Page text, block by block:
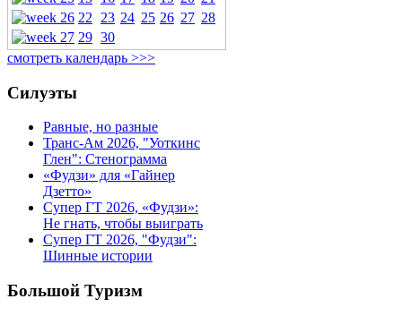
22
23 24 25 26 27 28
29 30
смотреть календарь >>>
Силуэты
Равные, но разные
Транс-Ам 2026, "Уоткинс
Глен": Стенограмма
«Фудзи» для «Гайнер
Дзетто»
Супер ГТ 2026, «Фудзи»:
Не гнать, чтобы выиграть
Супер ГТ 2026, "Фудзи":
Шинные истории
Большой Туризм